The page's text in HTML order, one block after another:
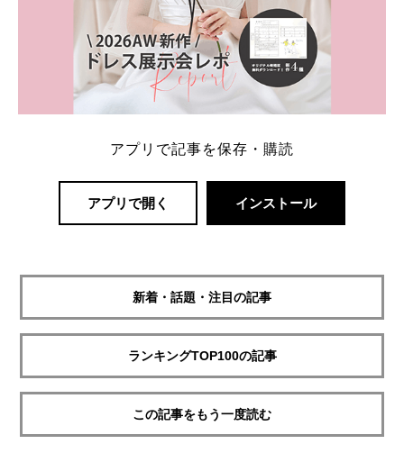
アプリで記事を保存・購読
アプリで開く インストール
新着・話題・注目の記事
ランキングTOP100の記事
この記事をもう一度読む